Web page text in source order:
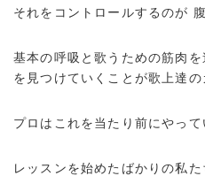
それをコントロールするのが
基本の呼吸と歌うための筋肉
を見つけていくことが歌上達の
プロはこれを当たり前にやって
レッスンを始めたばかりの私